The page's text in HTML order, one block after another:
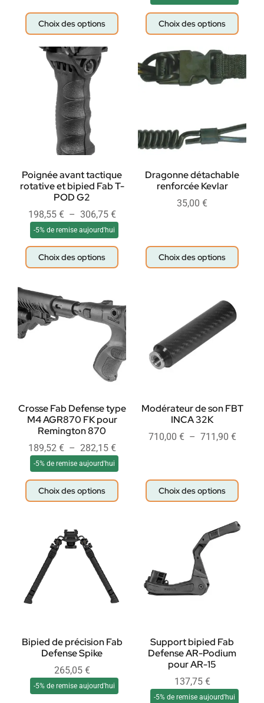
Choix des options Choix des options
Poignée avant tactique
rotative et bipied Fab T-
POD G2
198,55 € – 306,75 €
-5% de remise aujourd'hui
Choix des options
Dragonne détachable
renforcée Kevlar
35,00 €
Choix des options
Crosse Fab Defense type
M4 AGR870 FK pour
Remington 870
189,52 € – 282,15 €
-5% de remise aujourd'hui
Choix des options
Modérateur de son FBT
INCA 32K
710,00 € – 711,90 €
Choix des options
Bipied de précision Fab
Defense Spike
265,05 €
-5% de remise aujourd'hui
Support bipied Fab
Defense AR-Podium
pour AR-15
137,75 €
-5% de remise aujourd'hui